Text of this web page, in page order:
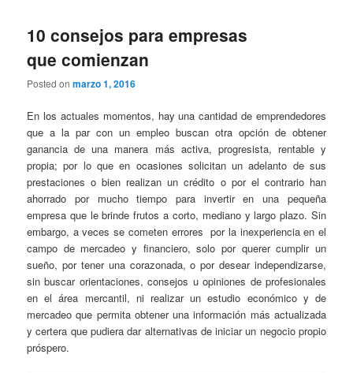
10 consejos para empresas
que comienzan
Posted onmarzo 1, 2016
En los actuales momentos, hay una cantidad de emprendedores
que a la par con un empleo buscan otra opción de obtener
ganancia de una manera más activa, progresista, rentable y
propia; por lo que en ocasiones solicitan un adelanto de sus
prestaciones o bien realizan un crédito o por el contrario han
ahorrado por mucho tiempo para invertir en una pequeña
empresa que le brinde frutos a corto, mediano y largo plazo. Sin
embargo, a veces se cometen errores por la inexperiencia en el
campo de mercadeo y financiero, solo por querer cumplir un
sueño, por tener una corazonada, o por desear independizarse,
sin buscar orientaciones, consejos u opiniones de profesionales
en el área mercantil, ni realizar un estudio económico y de
mercadeo que permita obtener una información más actualizada
y certera que pudiera dar alternativas de iniciar un negocio propio
próspero.